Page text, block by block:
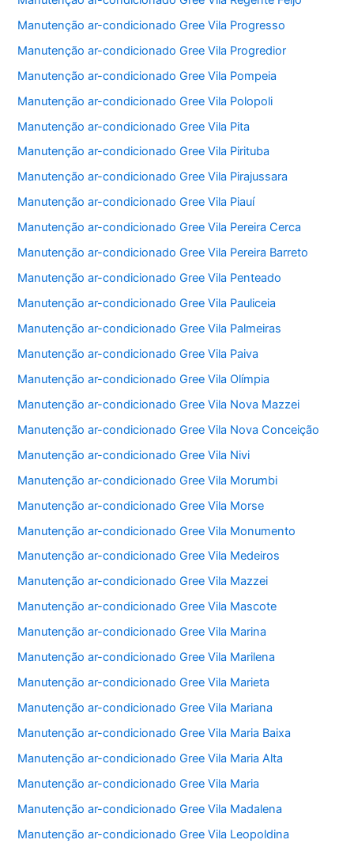
Manutenção ar-condicionado Gree Vila Progresso
Manutenção ar-condicionado Gree Vila Progredior
Manutenção ar-condicionado Gree Vila Pompeia
Manutenção ar-condicionado Gree Vila Polopoli
Manutenção ar-condicionado Gree Vila Pita
Manutenção ar-condicionado Gree Vila Pirituba
Manutenção ar-condicionado Gree Vila Pirajussara
Manutenção ar-condicionado Gree Vila Piauí
Manutenção ar-condicionado Gree Vila Pereira Cerca
Manutenção ar-condicionado Gree Vila Pereira Barreto
Manutenção ar-condicionado Gree Vila Penteado
Manutenção ar-condicionado Gree Vila Pauliceia
Manutenção ar-condicionado Gree Vila Palmeiras
Manutenção ar-condicionado Gree Vila Paiva
Manutenção ar-condicionado Gree Vila Olímpia
Manutenção ar-condicionado Gree Vila Nova Mazzei
Manutenção ar-condicionado Gree Vila Nova Conceição
Manutenção ar-condicionado Gree Vila Nivi
Manutenção ar-condicionado Gree Vila Morumbi
Manutenção ar-condicionado Gree Vila Morse
Manutenção ar-condicionado Gree Vila Monumento
Manutenção ar-condicionado Gree Vila Medeiros
Manutenção ar-condicionado Gree Vila Mazzei
Manutenção ar-condicionado Gree Vila Mascote
Manutenção ar-condicionado Gree Vila Marina
Manutenção ar-condicionado Gree Vila Marilena
Manutenção ar-condicionado Gree Vila Marieta
Manutenção ar-condicionado Gree Vila Mariana
Manutenção ar-condicionado Gree Vila Maria Baixa
Manutenção ar-condicionado Gree Vila Maria Alta
Manutenção ar-condicionado Gree Vila Maria
Manutenção ar-condicionado Gree Vila Madalena
Manutenção ar-condicionado Gree Vila Leopoldina